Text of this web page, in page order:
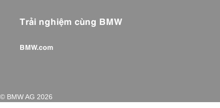
Trải nghiệm cùng BMW
BMW.com
© BMW AG 2026